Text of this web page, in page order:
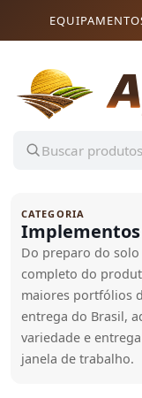
CATEGORIA
Do preparo do
completo do
maiores portfólios
entrega do Brasil,
variedade e
janela de trabalho.